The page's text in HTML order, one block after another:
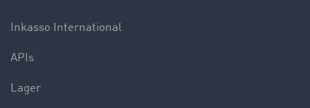
Inkasso International
APIs
Lager